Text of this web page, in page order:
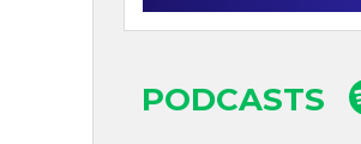
PODCASTS